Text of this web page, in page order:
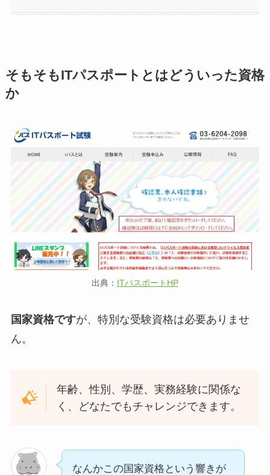
そもそもITパスポートとはどういった資格
か
出典： ITパスポートHP
国家資格ですが、特別な受験資格は必要ありませ
ん。
年齢、性別、学歴、実務経験に関係な
く、どなたでもチャレンジできます。
なんかこの国家資格という響きが